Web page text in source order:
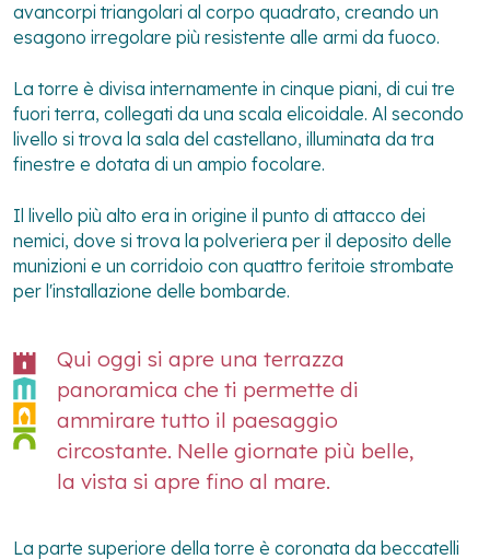
avancorpi triangolari al corpo quadrato, creando un
esagono irregolare più resistente alle armi da fuoco.
La torre è divisa internamente in cinque piani, di cui tre
fuori terra, collegati da una scala elicoidale. Al secondo
livello si trova la sala del castellano, illuminata da tra
finestre e dotata di un ampio focolare.
Il livello più alto era in origine il punto di attacco dei
nemici, dove si trova la polveriera per il deposito delle
munizioni e un corridoio con quattro feritoie strombate
per l'installazione delle bombarde.
Qui oggi si apre una terrazza
panoramica che ti permette di
ammirare tutto il paesaggio
circostante. Nelle giornate più belle,
la vista si apre fino al mare.
La parte superiore della torre è coronata da beccatelli